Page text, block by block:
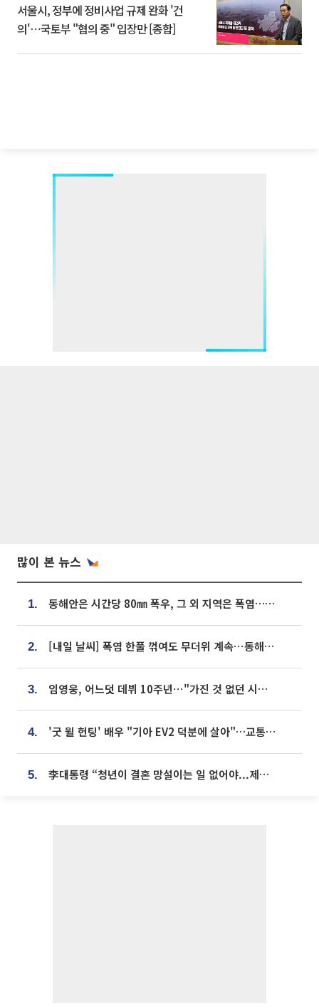
서울시, 정부에 정비사업 규제 완화 '건
의'⋯국토부 "협의 중" 입장만 [종합]
많이 본 뉴스
1. 동해안은 시간당 80㎜ 폭우, 그 외 지역은 폭염…‘극과 극 날씨’
2. [내일 날씨] 폭염 한풀 꺾여도 무더위 계속⋯동해안 이틀 연속 비
3. 임영웅, 어느덧 데뷔 10주년⋯"가진 것 없던 시절, 내 앞엔 20명의 팬뿐"
4. '굿 윌 헌팅' 배우 "기아 EV2 덕분에 살아"…교통사고 후 안전성 극찬
5. 李대통령 “청년이 결혼 망설이는 일 없어야...제도상 불이익 조사”